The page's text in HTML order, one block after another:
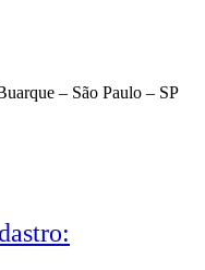
– São Paulo – SP